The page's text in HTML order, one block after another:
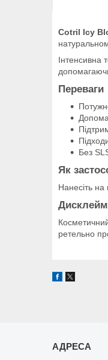
Cotril Icy
Інтенсивна
Переваги
Без
Як
Нанесіть на
ретельно